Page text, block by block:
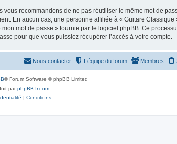
recommandons de ne pas réutiliser le même mot de
En aucun cas, une personne affiliée à « Guitare Classique
mot de passe » fournie par le logiciel phpBB. Ce
pour que vous puissiez récupérer l’accès à votre compte.
Membres
L’équipe du forum
Nous contacter
® Forum Software © phpBB Limited
parphpBB-fr.com
| Conditions